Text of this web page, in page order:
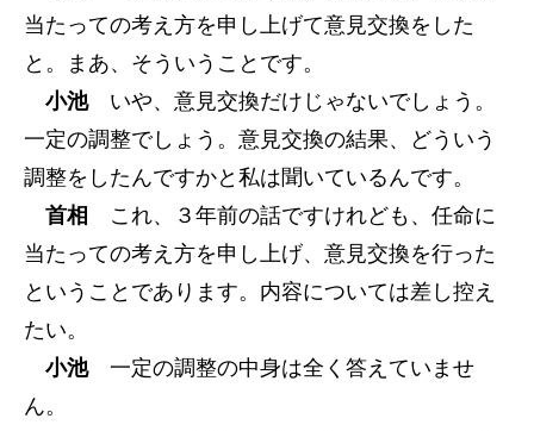
当たっての考え方を申し上げて意見交換をした
と。まあ、そういうことです。
小池いや、意見交換だけじゃないでしょう。
一定の調整でしょう。意見交換の結果、どういう
調整をしたんですかと私は聞いているんです。
首相
これ、３年前の話ですけれども、任命に
当たっての考え方を申し上げ、意見交換を行った
ということであります。内容については差し控え
たい。
小池一定の調整の中身は全く答えていませ
ん。